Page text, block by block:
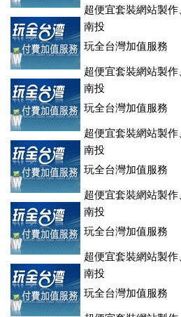
超便宜套裝網站製
登、訂房系統、客房委託旅行社銷售
南投
玩全台灣加值服務
超便宜套裝網站製
登、訂房系統、客房委託旅行社銷售
南投
玩全台灣加值服務
超便宜套裝網站製
登、訂房系統、客房委託旅行社銷售
南投
玩全台灣加值服務
超便宜套裝網站製
登、訂房系統、客房委託旅行社銷售
南投
玩全台灣加值服務
超便宜套裝網站製
登、訂房系統、客房委託旅行社銷售
南投
玩全台灣加值服務